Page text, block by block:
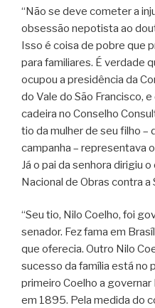
“Não se deve cometer a
obsessão nepotista ao
Isso é coisa de pobre que
para familiares. É verdade
ocupou a presidência da
do Vale do São Francisco,
cadeira no Conselho
tio da mulher de seu filho
campanha – representava
Já o pai da senhora dirigiu
Nacional de Obras contra a
“Seu tio, Nilo Coelho, foi
senador. Fez fama em
que oferecia. Outro Nilo
sucesso da família está no
primeiro Coelho a
em 1895. Pela medida do